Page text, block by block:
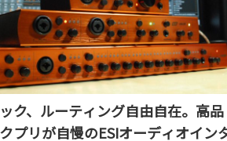
ク、ルーティング自由自在。高品
プリが自慢のESIオーディオイン